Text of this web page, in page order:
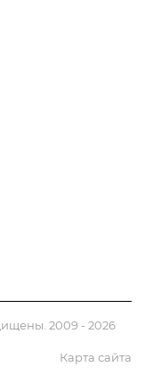
2009 - 2026
Карта сайта